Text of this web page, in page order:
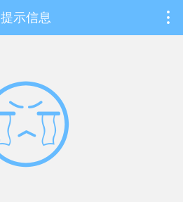
提示信息